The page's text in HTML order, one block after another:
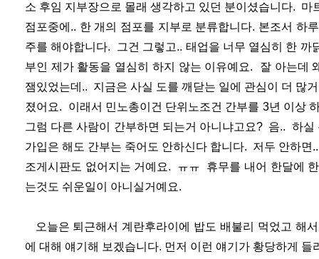
소 후임 지부장으로 몰래 생각하고 있던 분이셨습니다. 마
점포중에.. 한 개의 점포를 지부로 분류합니다. 본조서 하
주를 해야합니다. 그건 그렇고.. 태업을 너무 열심히 한 까
부인 제가 활동을 열심히 하지 않는 이유예요. 잘 아는데
잼있었는데.. 지금은 사실 도를 깨닫는 일에 관심이 더 많
졌어요. 이래서 민노총이건 단위노조건 간부를 3년 이상
그럼 다른 사람이 간부하면 되는거 아니냐고요? 음.. 하
가입은 해도 간부는 죽어도 안하신다 합니다. 저두 안하
조게시판도 없어지는 거예요. ㅠㅠ 휴무를 내어 한달에
는것도 쉬운일이 아니실거예요.
오늘은 퇴근해서 계란후라이에 밥도 배불리 먹었고 해
에 대해 얘기해 보겠습니다. 먼저 이런 얘기가 황당하게